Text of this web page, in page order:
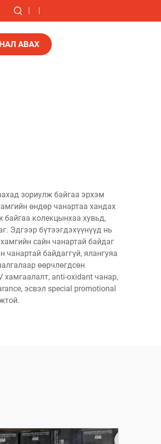
АВАХ
зориулж байгаа эрхэм
өндөр чанартаа хандах
байгаа колекцынхаа хувьд,
Эдгээр бүтээгдэхүүнүүд нь
сайн чанартай байдаг
чанартай байдаггүй, ялангуяа
өөрчлөгдсөн
хамгаалалт, anti-oxidant чанар,
эсвэл special promotional